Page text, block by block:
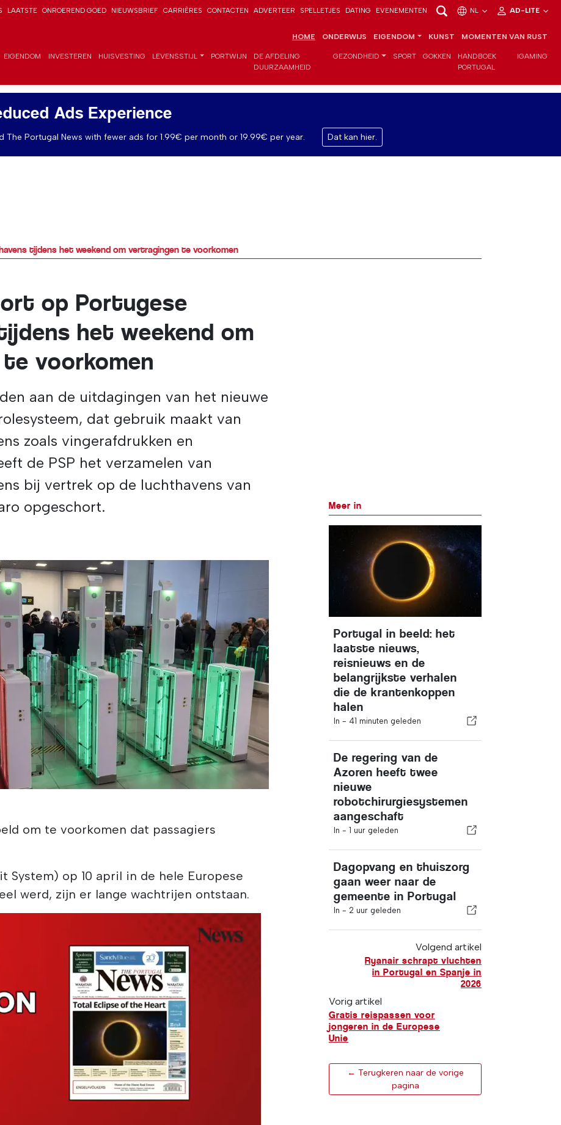
LAATSTE ONROEREND GOED NIEUWSBRIEF CARRIÈRES CONTACTEN ADVERTEER SPELLETJES DATING EVENEMENTEN NL AD-LITE
HOME ONDERWIJS EIGENDOM KUNST MOMENTEN VAN RUST
EIGENDOM INVESTEREN HUISVESTING LEVENSSTIJL PORTWIJN
DE AFDELING
DUURZAAMHEID
GEZONDHEID SPORT GOKKEN
HANDBOEK
PORTUGAL
IGAMING
Ads Experience
The Portugal News with fewer ads for 1.99€ per month or 19.99€ per year. Dat kan hier.
tijdens het weekend om vertragingen te voorkomen
op Portugese
het weekend om
voorkomen
aan de uitdagingen van het nieuwe
dat gebruik maakt van
zoals vingerafdrukken en
de PSP het verzamelen van
bij vertrek op de luchthavens van
opgeschort.
om te voorkomen dat passagiers
System) op 10 april in de hele Europese
werd, zijn er lange wachtrijen ontstaan.
Meer in
Portugal in beeld: het
laatste nieuws,
reisnieuws en de
belangrijkste verhalen
die de krantenkoppen
halen
In - 41 minuten geleden
De regering van de
Azoren heeft twee
nieuwe
robotchirurgiesystemen
aangeschaft
In - 1 uur geleden
Dagopvang en thuiszorg
gaan weer naar de
gemeente in Portugal
In - 2 uur geleden
Volgend artikel
Ryanair schrapt vluchten
in Portugal en Spanje in
2026
Vorig artikel
Gratis reispassen voor
jongeren in de Europese
Unie
← Terugkeren naar de vorige
pagina